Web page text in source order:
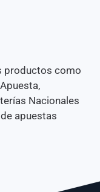
productos como
Nacionales
apuestas